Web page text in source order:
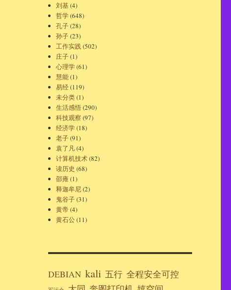
刘基(4)
哲学(648)
孔子(28)
孙子(23)
工作实践(502)
庄子(1)
心理学(61)
慧能(1)
易经(119)
未分类(1)
生活感悟(290)
科技观察 (97)
经济学(18)
老子(91)
袁了凡(4)
计算机技术(82)
读历史 (68)
邵雍(1)
释迦牟尼(2)
鬼谷子(31)
黄帝 (4)
黄石公(11)
DEBIAN kali 五行 全程安全可控